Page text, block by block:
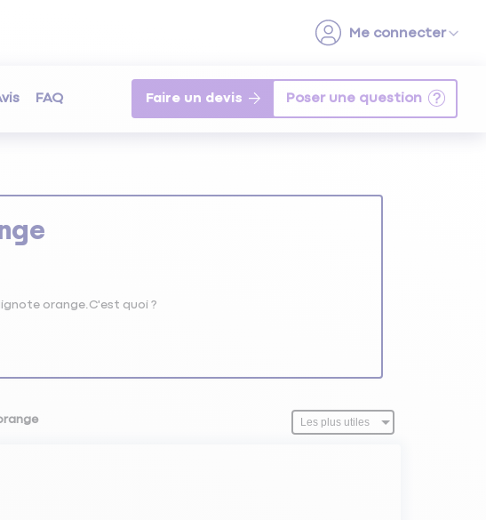
FAQ Faire un devis
orange.C'est quoi ?